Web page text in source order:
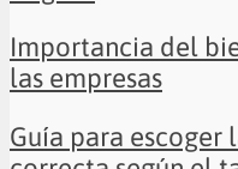
Importancia del
las empresas
Guía para escoger